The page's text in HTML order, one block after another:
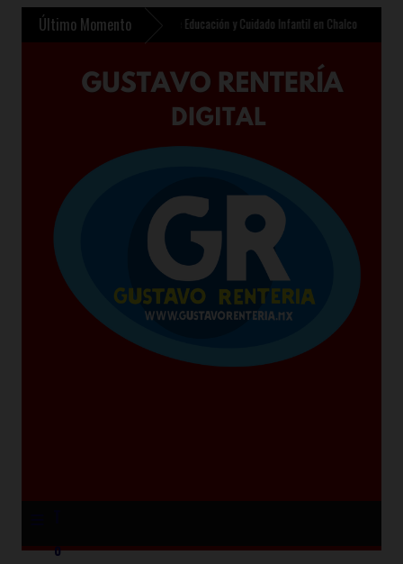
Último Momento
nuevo Centro de Educación y Cuidado Infantil en Chalco »Sheinbaum
o